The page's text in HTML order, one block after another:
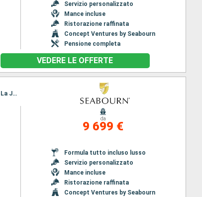
Servizio personalizzato
Mance incluse
Ristorazione raffinata
Concept Ventures by Seabourn
Pensione completa
VEDERE LE OFFERTE
Itinerario : Bridgetown, Santa Lucia, Madera, Portimao, Lisbona, Cadice, Ceuta, Motril, Cartagena, Sete, La Joliette, Ajaccio, Genova
da
9 699 €
Formula tutto incluso lusso
Servizio personalizzato
Mance incluse
Ristorazione raffinata
Concept Ventures by Seabourn